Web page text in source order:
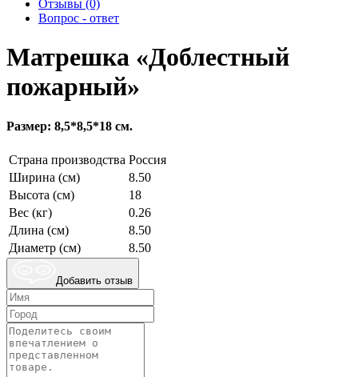
Отзывы (0)
Вопрос - ответ
Матрешка «Доблестный
пожарный»
Размер: 8,5*8,5*18 см.
Страна производства Россия
Ширина (см)
8.50
Высота (см)
18
Вес (кг)
0.26
Длина (см)
8.50
Диаметр (см)
8.50
Добавить отзыв